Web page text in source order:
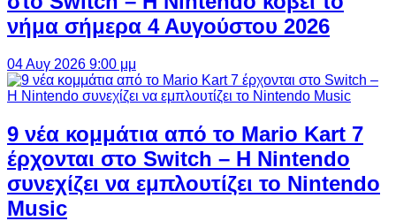
νήμα σήμερα 4 Αυγούστου 2026
04 Αυγ 2026 9:00 μμ
9 νέα κομμάτια από το Mario Kart 7
έρχονται στο Switch – Η Nintendo
συνεχίζει να εμπλουτίζει το Nintendo
Music